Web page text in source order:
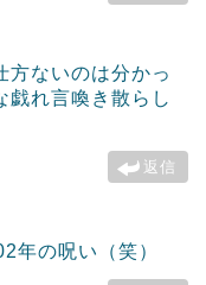
方ないのは分かっ
戯れ言喚き散らし
返信
年の呪い（笑）